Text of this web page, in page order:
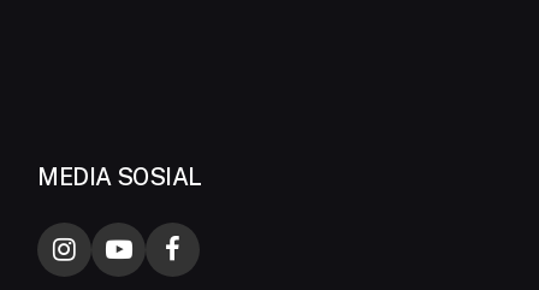
MEDIA SOSIAL